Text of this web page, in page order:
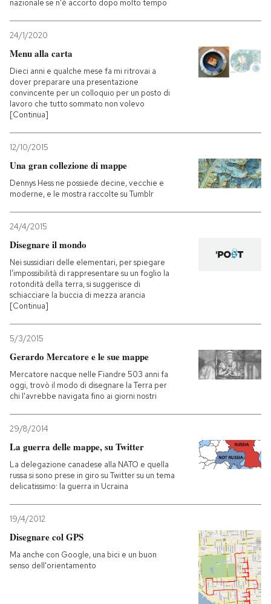
NEWSLETTER
I MIEI PREFERITI
SHOP
CALENDARIO
AREA PERSONALE
Entra
nazionale se n'è accorto dopo molto tempo
24/1/2020
Menu alla carta
Dieci anni e qualche mese fa mi ritrovai a
dover preparare una presentazione
convincente per un colloquio per un posto di
lavoro che tutto sommato non volevo
[Continua]
12/10/2015
Una gran collezione di mappe
Dennys Hess ne possiede decine, vecchie e
moderne, e le mostra raccolte su Tumblr
24/4/2015
Disegnare il mondo
Nei sussidiari delle elementari, per spiegare
l’impossibilità di rappresentare su un foglio la
rotondità della terra, si suggerisce di
schiacciare la buccia di mezza arancia
[Continua]
5/3/2015
Gerardo Mercatore e le sue mappe
Mercatore nacque nelle Fiandre 503 anni fa
oggi, trovò il modo di disegnare la Terra per
chi l'avrebbe navigata fino ai giorni nostri
29/8/2014
La guerra delle mappe, su Twitter
La delegazione canadese alla NATO e quella
russa si sono prese in giro su Twitter su un tema
delicatissimo: la guerra in Ucraina
19/4/2012
Disegnare col GPS
Ma anche con Google, una bici e un buon
senso dell'orientamento